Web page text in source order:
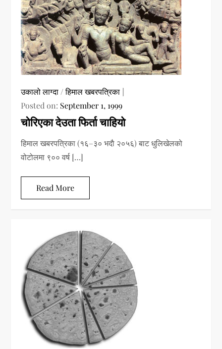
उकालो लाग्दा /हिमाल खबरपत्रिका
Posted on: September 1, 1999
चोरिएका देउता फिर्ता चाहियो
हिमाल खबरपत्रिका (१६–३० भदाै २०५६) बाट धुलिखेलको
वोटोलमा ९०० वर्ष […]
Read More